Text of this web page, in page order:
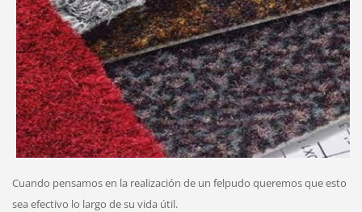
Cuando pensamos en la realización de un felpudo queremos que esto
sea efectivo lo largo de su vida útil.